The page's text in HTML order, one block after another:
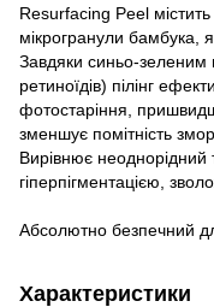
Resurfacing Peel
мікрогранули бамбука,
Завдяки синьо-зеленим
ретиноїдів) пілінг
фотостаріння,
зменшує помітність
Вирівнює неоднорідний
гіперпігментацією,
Абсолютно безпечний
Характеристики